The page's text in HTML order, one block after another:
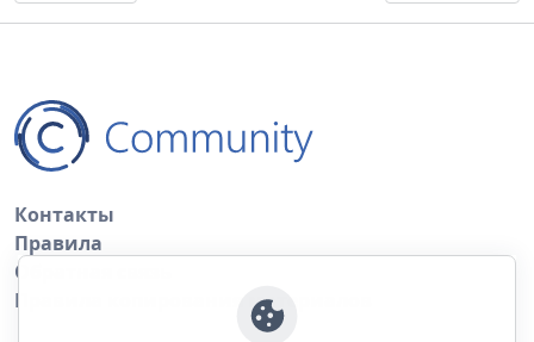
Контакты
Правила
Обратная связь
Правила копирования материалов